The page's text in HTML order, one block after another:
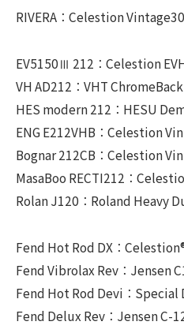
RIVERA：Celestion Vintage30
EV5150Ⅲ 212：Celestion
VH AD212：VHT
HES modern 212：HESU
ENG E212VHB：Celestion
Bognar 212CB：Celestion
MasaBoo RECTI212：
Rolan J120：Roland Heavy
Fend Hot Rod DX：
Fend Vibrolax Rev：Jensen
Fend Hot Rod Devi：Special
Fend Delux Rev：Jensen C-